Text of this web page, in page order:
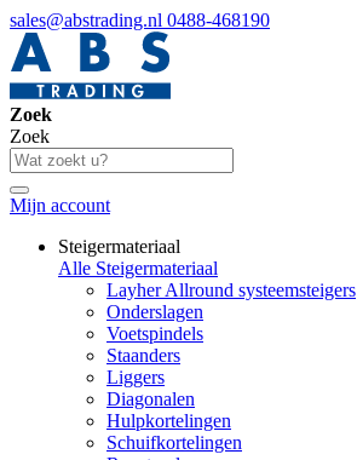
sales@abstrading.nl 0488-468190
Zoek
Zoek
Mijn account
Steigermateriaal
Alle Steigermateriaal
Layher Allround systeemsteigers
Onderslagen
Voetspindels
Staanders
Liggers
Diagonalen
Hulpkortelingen
Schuifkortelingen